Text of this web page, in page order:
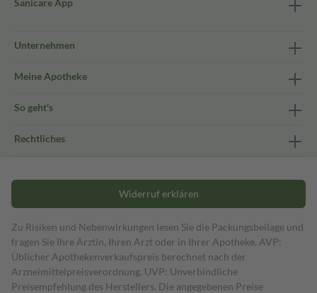
Sanicare App
Unternehmen
Meine Apotheke
So geht's
Rechtliches
Widerruf erklären
Zu Risiken und Nebenwirkungen lesen Sie die Packungsbeilage und
fragen Sie Ihre Ärztin, Ihren Arzt oder in Ihrer Apotheke. AVP:
Üblicher Apothekenverkaufspreis berechnet nach der
Arzneimittelpreisverordnung. UVP: Unverbindliche
Preisempfehlung des Herstellers. Die angegebenen Preise